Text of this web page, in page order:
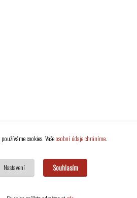
cookies. Vašeosobní údaje chráníme.
Nastavení Souhlasím